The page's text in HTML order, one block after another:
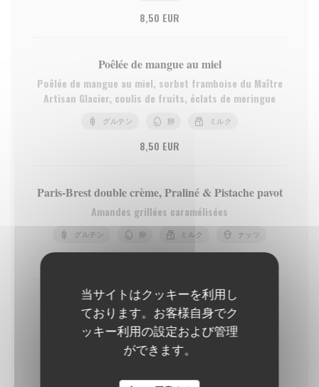
当サイトはクッキーを利用し
ております。お客様自身でク
ッキー利用の設定および管理
ができます。
8,50 EUR
Poêlée de mangue au miel
Poêlée de mangue au miel, sorbet framboise du Maître
Artisan Glacier, coulis de fruits, éclats de meringue
グルテン 卵 ミルク
8,50 EUR
Paris-Brest double crème, Praliné & Pistache pavot
Amandes grillées caramélisées
グルテン 卵 ミルク ナッツ
Dame Blanche
Glace vanille aux oeufs (3 boules) du Maître Glacier,
éclats de meringue, sauce chocolat, chantilly, muesli
quinoa chocolat
卵 ミルク